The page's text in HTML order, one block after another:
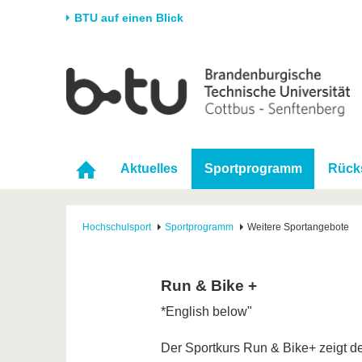
BTU auf einen Blick
Universität
Karriere & Engagement
Forschung
Forschungsprofil
Förderung Im
Aktuelles Sportprogramm
Hochschulsport Sportprogramm Weitere Sportangebote
Run & Bike +
*English below"
Der Sportkurs Run & Bike+ zeigt